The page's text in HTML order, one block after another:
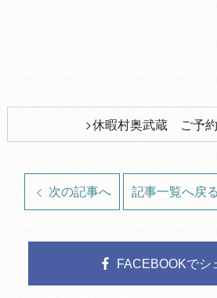
休暇村奥武蔵 ご予
次の記事へ 記事一覧へ戻る
FACEBOOKでシ